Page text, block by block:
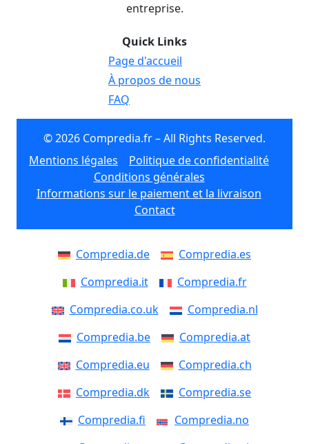
entreprise.
Quick Links
Page d'accueil
À propos de nous
FAQ
© 2026 Compredia.fr – All Rights Reserved.
Mentions légales
Politique de confidentialité
Conditions générales
Informations sur le paiement et la livraison
Contact
Compredia.de
Compredia.es
Compredia.it
Compredia.fr
Compredia.co.uk
Compredia.nl
Compredia.be
Compredia.at
Compredia.eu
Compredia.ch
Compredia.dk
Compredia.se
Compredia.fi
Compredia.no